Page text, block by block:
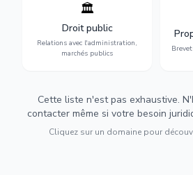
🏛️
Droit public
Relations avec l'administration,
marchés publics
Gestion de vos relations
avec l'administration :
marchés publics,
urbanisme et contentieux.
Cette liste n'est pas exhaustive.
contacter même si votre besoin
Cliquez sur un domaine pour